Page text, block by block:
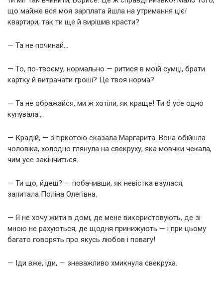
що майже вся моя зарплата йшла на утримання цієї
квартири, так ти ще й вирішив красти?
— Та не починай…
— То, по-твоєму, нормально — ритися в моїй сумці, брати
картку й витрачати гроші? Це твоя норма?
— Та не ображайся, ми ж хотіли, як краще! Ти б усе одно
купувала…
— Крадій, — з гіркотою сказала Маргарита. Вона обійшла
чоловіка, холодно глянула на свекруху, яка мовчки чекала,
чим усе закінчиться.
— Ти що, йдеш? — побачивши, як невістка взулася,
запитала Поліна Олегівна.
— Я не хочу жити в домі, де мене використовують, де зі
мною не рахуються, де щодня принижують — і при цьому
багато говорять про якусь любов і повагу!
— Іди вже, іди, — зневажливо хмикнула свекруха.